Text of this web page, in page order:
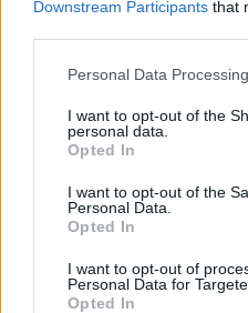
Downstream Participants that
Please note that this website/
not limited to your visit or
grant or deny consent to
use your data for below
consent section.
Personal Data
I want to opt-out of the
personal data.
Opted In
I want to opt-out of the
Personal Data.
Opted In
I want to opt-out of
Personal Data for
Opted In
della progettazione di
In sintesi, sebbene il
sta già riscrivendo le
gestisce e usa le reti.
caratteristiche e
essenziale per